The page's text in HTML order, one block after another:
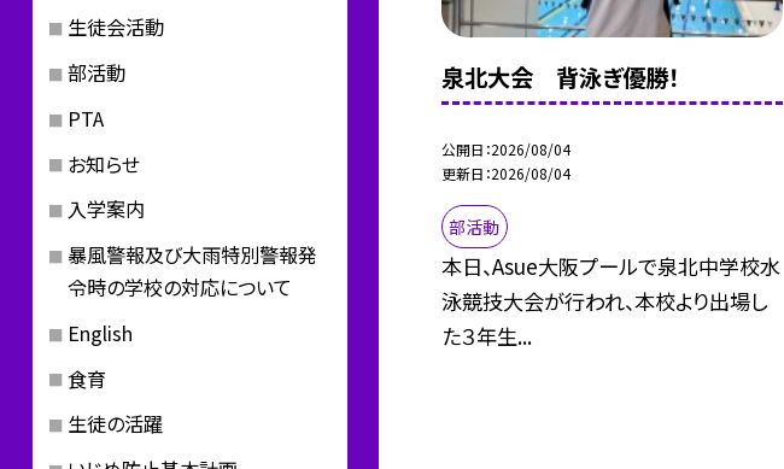
泉北大会 背泳ぎ優勝！
公開日 2026/08/04
更新日 2026/08/04
部活動
本日、Asue大阪プールで泉北中学校水
泳競技大会が行われ、本校より出場し
た３年生...
生徒会活動
部活動
PTA
お知らせ
入学案内
暴風警報及び大雨特別警報発
令時の学校の対応について
English
食育
生徒の活躍